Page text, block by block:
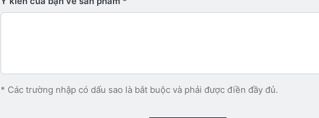
* Các trường nhập có dấu sao là bắt buộc và phải được điền đầy đủ.